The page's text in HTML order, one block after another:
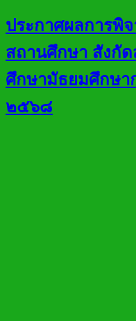
ประกาศผลการพิ
สถานศึกษา สังกั
ศึกษามัธยมศึกษา
๒๕๖๘